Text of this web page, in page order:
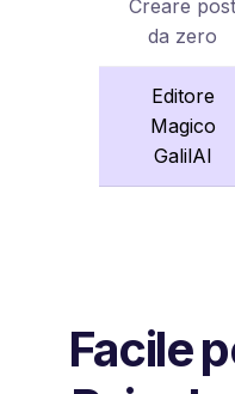
Creare post
da zero
Editore
Magico
GalilAI
Facile